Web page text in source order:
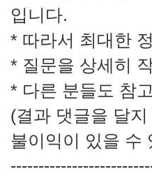
입니다.
* 따라서 최대한
* 질문을 상세히
* 다른 분들도 참
(결과 댓글을 달
불이익이 있을 수